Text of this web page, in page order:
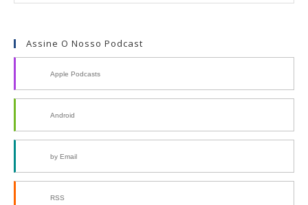
Assine O Nosso Podcast
Apple Podcasts
Android
by Email
RSS